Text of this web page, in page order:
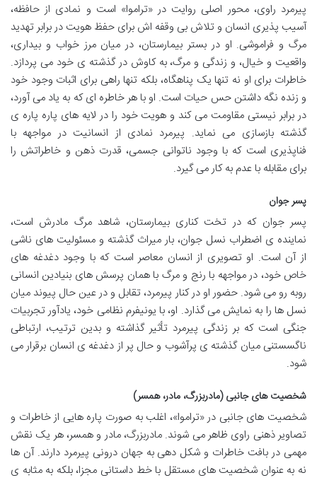
پیرمرد راوی، محور اصلی روایت در «تراموا» است و نمادی از حافظه،
آسیب پذیری انسان و تلاش بی وقفه اش برای حفظ هویت در برابر تهدید
مرگ و فراموشی. او در بستر بیمارستان، در میان مرز خواب و بیداری،
واقعیت و خیال، و زندگی و مرگ، به کاوش در گذشته ی خود می پردازد.
خاطرات برای او نه تنها یک پناهگاه، بلکه تنها راهی برای اثبات وجود خود
و زنده نگه داشتن حس حیات است. او با هر خاطره ای که به یاد می آورد،
در برابر نیستی مقاومت می کند و هویت خود را در لایه های پاره پاره ی
گذشته بازسازی می نماید. پیرمرد نمادی از انسانیت در مواجهه با
فناپذیری است که با وجود ناتوانی جسمی، قدرت ذهن و خاطراتش را
برای مقابله با عدم به کار می گیرد.
پسر جوان
پسر جوان که در تخت کناری بیمارستان، شاهد مرگ مادرش است،
نماینده ی اضطراب نسل جوان، بار میراث گذشته و مسئولیت های ناشی
از آن است. او تصویری از انسان معاصر است که با وجود دغدغه های
خاص خود، در مواجهه با رنج و مرگ با همان پرسش های بنیادین انسانی
روبه رو می شود. حضور او در کنار پیرمرد، تقابل و در عین حال پیوند میان
نسل ها را به نمایش می گذارد. او، با یونیفرم نظامی خود، یادآور تجربیات
جنگی است که بر زندگی پیرمرد تأثیر گذاشته و بدین ترتیب، ارتباطی
ناگسستنی میان گذشته ی پرآشوب و حال پر از دغدغه ی انسان برقرار می
شود.
شخصیت های جانبی (مادربزرگ، مادر، همسر)
شخصیت های جانبی در «تراموا»، اغلب به صورت پاره هایی از خاطرات و
تصاویر ذهنی راوی ظاهر می شوند. مادربزرگ، مادر و همسر، هر یک نقش
مهمی در بافت خاطرات و شکل دهی به جهان درونی پیرمرد دارند. آن ها
نه به عنوان شخصیت های مستقل با خط داستانی مجزا، بلکه به مثابه ی